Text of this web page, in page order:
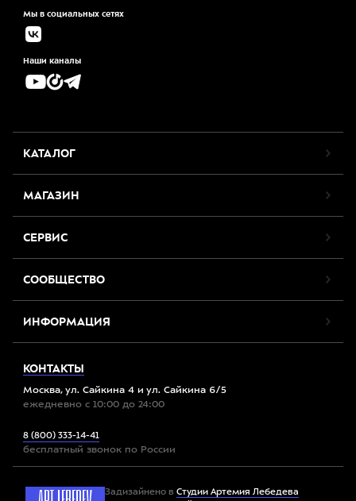
Мы в социальных сетях
Наши каналы
КАТАЛОГ
МАГАЗИН
СЕРВИС
СООБЩЕСТВО
ИНФОРМАЦИЯ
КОНТАКТЫ
Москва, ул. Сайкина 4 и ул. Сайкина 6/5
ежедневно с 10:00 до 24:00
8 (800) 333-14-41
бесплатный звонок по России
Задизайнено в Студии Артемия Лебедева